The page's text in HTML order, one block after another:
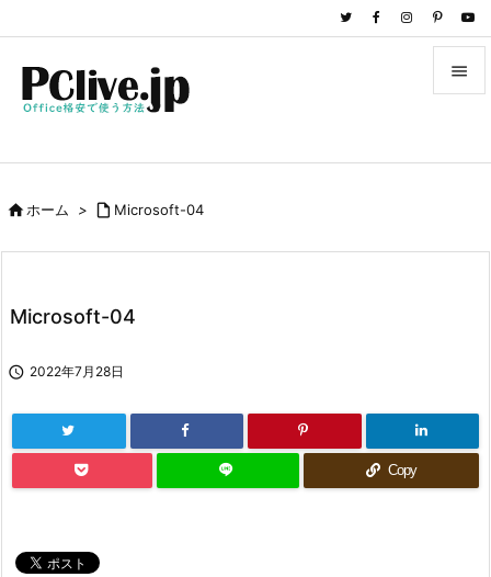

前へ
ホーム >  Microsoft-04
Microsoft-04
 2022年7月28日
Copy